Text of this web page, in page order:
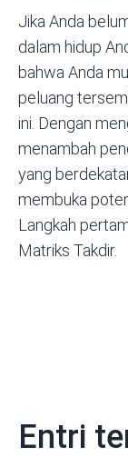
Jika Anda
dalam hidup
bahwa Anda
peluang
ini. Dengan
menambah
yang
membuka
Langkah
Matriks Takdir.
Entri